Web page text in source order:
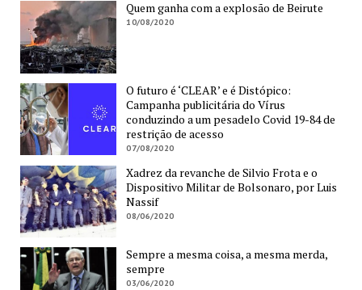
Quem ganha com a explosão de Beirute
10/08/2020
O futuro é ‘CLEAR’ e é Distópico:
Campanha publicitária do Vírus
conduzindo a um pesadelo Covid 19-84 de
restrição de acesso
07/08/2020
Xadrez da revanche de Silvio Frota e o
Dispositivo Militar de Bolsonaro, por Luis
Nassif
08/06/2020
Sempre a mesma coisa, a mesma merda,
sempre
03/06/2020